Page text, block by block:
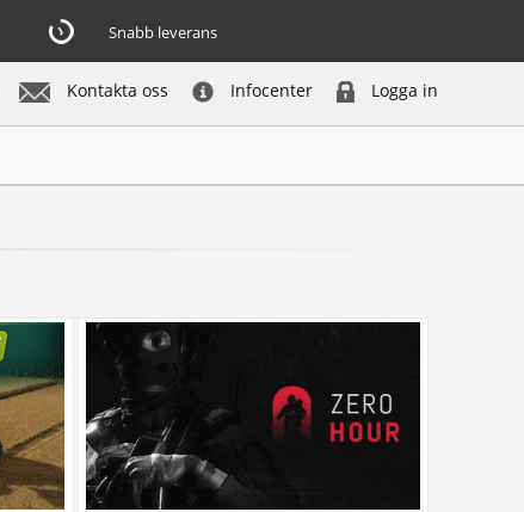
Snabb leverans
Kontakta oss Infocenter Logga in